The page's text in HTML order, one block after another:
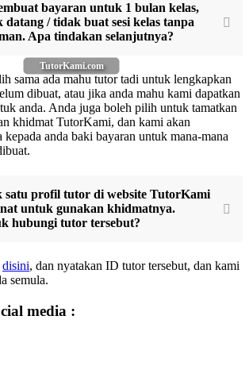
TutorKami.com
bayaran untuk 1 bulan kelas,
/ tidak buat sesi kelas tanpa
Apa tindakan selanjutnya?
sama ada mahu tutor tadi untuk lengkapkan
dibuat, atau jika anda mahu kami dapatkan
anda. Anda juga boleh pilih untuk tamatkan
khidmat TutorKami, dan kami akan
kepada anda baki bayaran untuk mana-mana
satu profil tutor di website TutorKami
untuk gunakan khidmatnya.
hubungi tutor tersebut?
disini, dan nyatakan ID tutor tersebut, dan kami
semula.
media :